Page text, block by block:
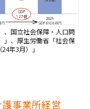
、国立社会保障・人口問
」、厚生労働省「社会保
年3月）」
事業所経営